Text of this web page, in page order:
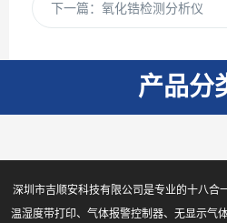
下一篇： 氧化锆检测分析仪
产品分
深圳市吉顺安科技有限公司是专业的十八合
温湿度带打印、气体报警控制器、无显示气